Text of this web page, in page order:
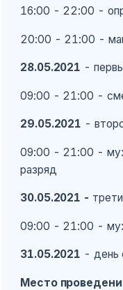
16:00 - 22:00 -
20:00 - 21:00 -
28.05.2021 -
09:00 - 21:00 -
29.05.2021 -
09:00 - 21:00 -
разряд
30.05.2021 -
09:00 - 21:00 -
31.05.2021 - день
Место